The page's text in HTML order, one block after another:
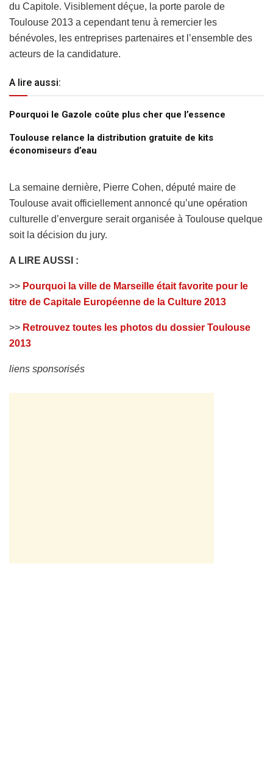
du Capitole. Visiblement déçue, la porte parole de
Toulouse 2013 a cependant tenu à remercier les
bénévoles, les entreprises partenaires et l’ensemble des
acteurs de la candidature.
A lire aussi:
Pourquoi le Gazole coûte plus cher que l’essence
Toulouse relance la distribution gratuite de kits
économiseurs d’eau
La semaine dernière, Pierre Cohen, député maire de
Toulouse avait officiellement annoncé qu’une opération
culturelle d’envergure serait organisée à Toulouse quelque
soit la décision du jury.
A LIRE AUSSI :
>> Pourquoi la ville de Marseille était favorite pour le
titre de Capitale Européenne de la Culture 2013
>> Retrouvez toutes les photos du dossier Toulouse
2013
liens sponsorisés